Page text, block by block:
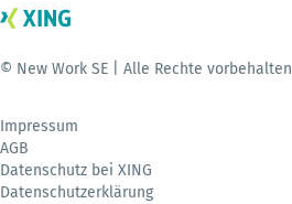
© New Work SE | Alle Rechte vorbehalten
Impressum
AGB
Datenschutz bei XING
Datenschutzerklärung